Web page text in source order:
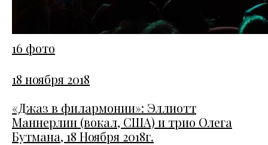
16 фото
18 ноября 2018
«Джаз в филармонии»: Эллиотт
Маннерлин (вокал, США) и трио Олега
Бутмана, 18 Ноября 2018г.